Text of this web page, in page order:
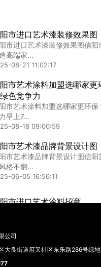
艺术漆加盟厂商,广西艺术漆
拆...
02-26 18:39:06
市艺术漆厂家有哪些品牌
市艺术漆厂家有哪些品牌
本地...
04-06 16:06:00
市进口艺术漆装修效果图
市进口艺术漆装修效果图信
高端家...
08-21 11:02:17
市艺术涂料加盟选哪家更
色竞争力
市艺术涂料加盟选哪家更环
早上7...
08-18 09:00:59
市艺术漆品牌背景设计图
市艺术漆品牌背景设计图信
格不翻...
06-05 16:56:11
市进口艺术涂料招商
03-31 08:30:46
公司
大良街道府又社区东乐路286号绿